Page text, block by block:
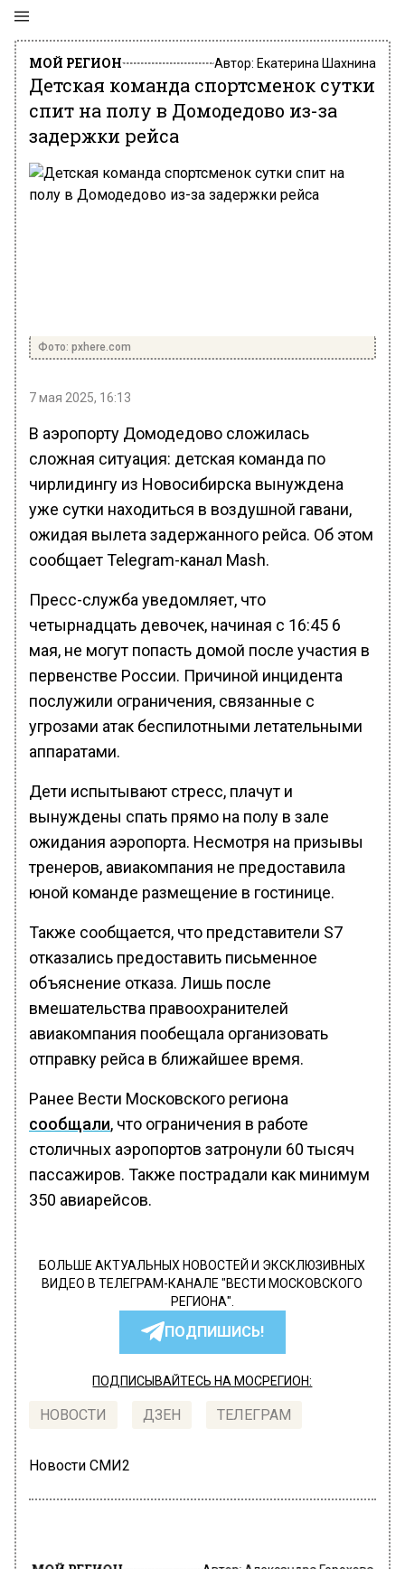
МОЙ РЕГИОН Автор: Екатерина Шахнина
Детская команда спортсменок сутки
спит на полу в Домодедово из-за
задержки рейса
Фото: pxhere.com
7 мая 2025, 16:13
В аэропорту Домодедово сложилась
сложная ситуация: детская команда по
чирлидингу из Новосибирска вынуждена
уже сутки находиться в воздушной гавани,
ожидая вылета задержанного рейса. Об этом
сообщает Telegram-канал Mash.
Пресс-служба уведомляет, что
четырнадцать девочек, начиная с 16:45 6
мая, не могут попасть домой после участия в
первенстве России. Причиной инцидента
послужили ограничения, связанные с
угрозами атак беспилотными летательными
аппаратами.
Дети испытывают стресс, плачут и
вынуждены спать прямо на полу в зале
ожидания аэропорта. Несмотря на призывы
тренеров, авиакомпания не предоставила
юной команде размещение в гостинице.
Также сообщается, что представители S7
отказались предоставить письменное
объяснение отказа. Лишь после
вмешательства правоохранителей
авиакомпания пообещала организовать
отправку рейса в ближайшее время.
Ранее Вести Московского региона
сообщали, что ограничения в работе
столичных аэропортов затронули 60 тысяч
пассажиров. Также пострадали как минимум
350 авиарейсов.
БОЛЬШЕ АКТУАЛЬНЫХ НОВОСТЕЙ И ЭКСКЛЮЗИВНЫХ
ВИДЕО В ТЕЛЕГРАМ-КАНАЛЕ "ВЕСТИ МОСКОВСКОГО
РЕГИОНА".
ПОДПИШИСЬ!
ПОДПИСЫВАЙТЕСЬ НА МОСРЕГИОН:
НОВОСТИ ДЗЕН ТЕЛЕГРАМ
Новости СМИ2
МОЙ РЕГИОН